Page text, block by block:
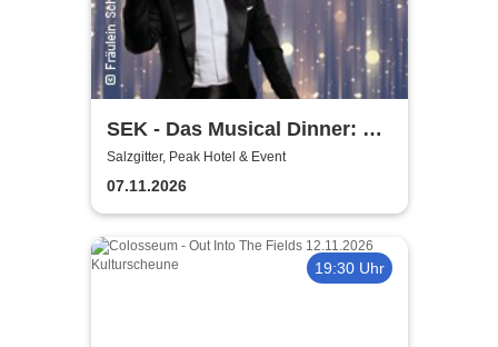
SEK - Das Musical Dinner: A
Broadway Night
Salzgitter, Peak Hotel & Event
07.11.2026
19:30 Uhr